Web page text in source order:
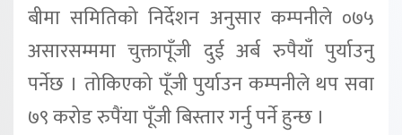
बीमा समितिको निर्देशन अनुसार कम्पनीले ०७५
असारसम्ममा चुक्तापूँजी दुई अर्ब रुपैयाँ पुर्याउनु
पर्नेछ । तोकिएको पूँजी पुर्याउन कम्पनीले थप सवा
७९ करोड रुपैंया पूँजी बिस्तार गर्नु पर्ने हुन्छ ।